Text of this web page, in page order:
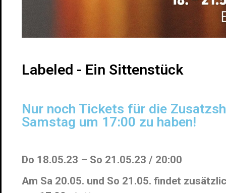
Labeled - Ein Sittenstück
Nur noch Tickets für die
Samstag um 17:00 zu haben!
Do 18.05.23 – So 21.05.23 / 20:00
Am Sa 20.05. und So 21.05. findet